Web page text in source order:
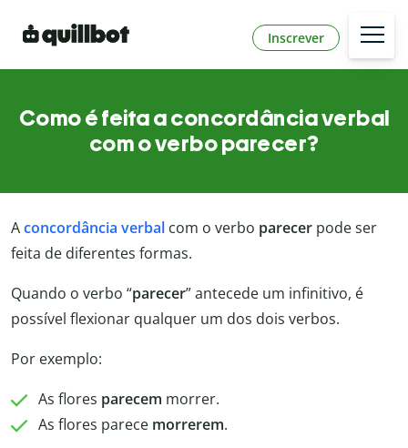
Inscrever
Como é feita a concordância verbal
com o verbo parecer?
Aconcordância verbal com o verbo parecer pode ser
feita de diferentes formas.
Quando o verbo “parecer” antecede um infinitivo, é
possível flexionar qualquer um dos dois verbos.
Por exemplo:
As flores parecem morrer.
As flores parece morrerem.